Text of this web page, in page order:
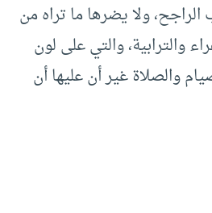
ولا يضرها ما تراه من
والترابية، والتي على لون
والصلاة غير أن عليها أن